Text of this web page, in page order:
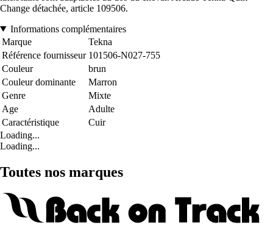
Change détachée, article 109506.
Informations complémentaires
Marque
Tekna
Référence fournisseur 101506-N027-755
Couleur
brun
Couleur dominante
Marron
Genre
Mixte
Age
Adulte
Caractéristique
Cuir
Loading...
Loading...
Toutes nos marques